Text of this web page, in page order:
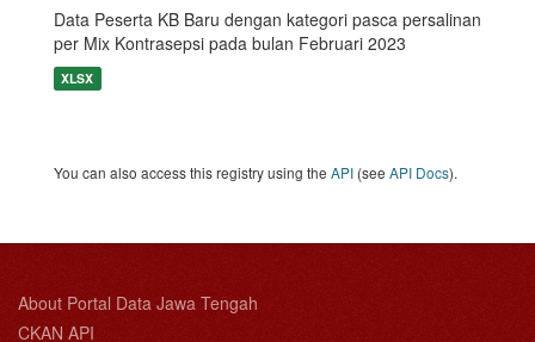
Data Peserta KB Baru dengan kategori pasca persalinan
per Mix Kontrasepsi pada bulan Februari 2023
XLSX
You can also access this registry using the API (see API Docs).
About Portal Data Jawa Tengah
CKAN API